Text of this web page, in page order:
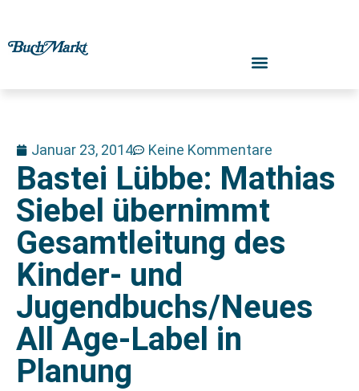
Januar 23, 2014 Keine Kommentare
Bastei Lübbe: Mathias
Siebel übernimmt
Gesamtleitung des
Kinder- und
Jugendbuchs/Neues
All Age-Label in
Planung